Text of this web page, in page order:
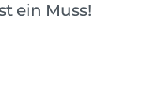
ein Muss!